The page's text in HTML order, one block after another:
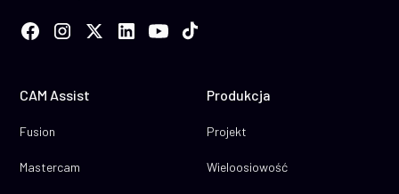
CAM Assist
Fusion
Mastercam
Produkcja
Projekt
Wieloosiowość